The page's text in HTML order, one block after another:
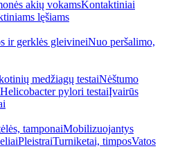
akių vokamsKontaktiniai
lęšiams
ir gerklės gleivineiNuo peršalimo,
medžiagų testaiNėštumo
Helicobacter pylori testaiĮvairūs
tamponaiMobilizuojantys
PleistraiTurniketai, timposVatos